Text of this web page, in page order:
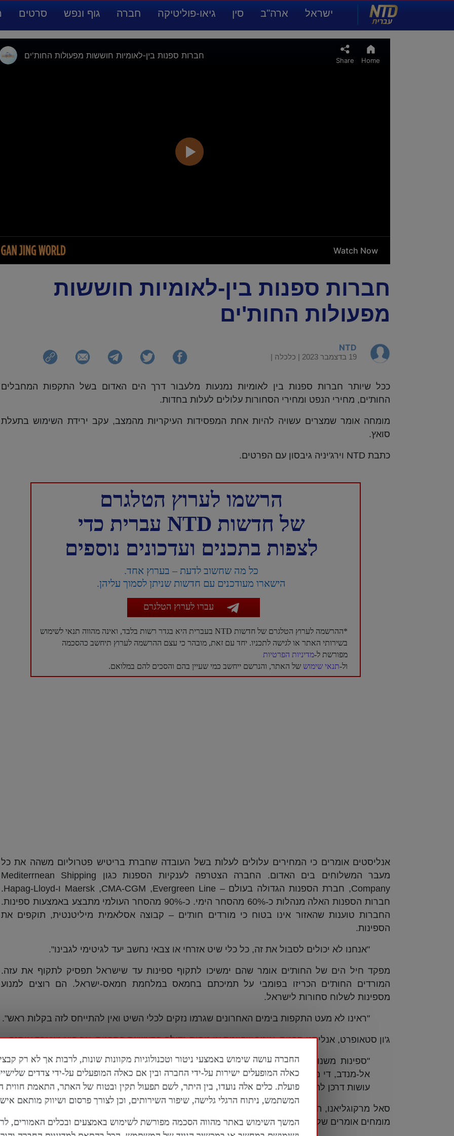
ישראל ארה"ב סין גיאו-פוליטיקה חברה גוף ונפש סרטים
NTD עברית
חברות ספנות בין-לאומיות חוששות
מפעולות החות'ים
NTD
19 בדצמבר 2023 | | כלכלה
ככל שיותר חברות ספנות בין לאומיות נמנעות מלעבור דרך הים האדום בשל התקפות המחבלים
החות'ים, מחירי הנפט ומחירי הסחורות עלולים לעלות בחדות.
מומחה אומר שמצרים עשויה להיות אחת המפסידות העיקריות מהמצב, עקב ירידת השימוש בתעלת
סואץ.
כתבת NTD וירג'יניה גיבסון עם הפרטים.
הרשמו לערוץ הטלגרם
של חדשות NTD עברית כדי
לצפות בתכנים ועדכונים נוספים
כל מה שחשוב לדעת – בערוץ אחד.
הישארו מעודכנים עם חדשות שניתן לסמוך עליהן.
עברו לערוץ הטלגרם
*ההרשמה לערוץ הטלגרם של חדשות NTD בעברית היא בגדר רשות בלבד, ואינה מהווה תנאי לשימוש
בשירותי האתר או לגישה לתכניו. יחד עם זאת, מובהר כי עצם ההרשמה לערוץ תיחשב כהסכמה
מפורשת ל-מדיניות הפרטיות
ול-תנאי שימוששל האתר, והנרשם ייחשב כמי שעיין בהם והסכים להם במלואם.
אנליסטים אומרים כי המחירים עלולים לעלות בשל העובדה שחברת בריטיש פטרוליום משהה את כל
מעבר המשלוחים בים האדום. החברה הצטרפה לענקיות הספנות כגון Mediterrnean Shipping
Company, חברת הספנות הגדולה בעולם – Maersk ,CMA-CGM ,Evergreen Line ו-Hapag-Lloyd.
חברות הספנות האלה מנהלות כ-60% מהסחר הימי. כ-90% מהסחר העולמי מתבצע באמצעות ספינות.
החברות טוענות שהאזור אינו בטוח כי מורדים חות'ים – קבוצה אסלאמית מיליטנטית, תוקפים את
הספינות.
"אנחנו לא יכולים לסבול את זה, כל כלי שיט אזרחי או צבאי נחשב יעד לגיטימי לגבינו".
מפקד חיל הים של החות'ים אומר שהם ימשיכו לתקוף ספינות עד שישראל תפסיק לתקוף את עזה.
המורדים החות'ים הכריזו בפומבי על תמיכתם בחמאס במלחמת חמאס-ישראל. הם רוצים למנוע
מספינות לשלוח סחורות לישראל.
"ראינו לא מעט התקפות בימים האחרונים שגרמו נזקים לכלי השיט ואין להתייחס לזה בקלות ראש".
ג'ון סטאופרט, אנליסט ספנות, אומר שקיימת אי נוחות גדולה בתעשיית הספנות, אך היא נשארת איתנה.
"ספינות משנות את נתיב השיט, אך רוב הספינות בעולם אינן צריכות לשנות את נתיבן. באב
אל-מנדב, די מלא כרגע. בדרך כלל רואים כ-17,000 ספינות עוברות דרך האזור הזה, מן הסתם, הן
עושות דרכן לתעלת סואץ וממנה".
סאל מרקוגליאנו, היסטוריון ימי, אומר שמצרים תפסיד מיליוני דולרים בכל יום, כל עוד זה יימשך, אבל
מומחים אומרים שלא ברור מה תהיה ההשפעה העולמית הכוללת.
כאלה המופעלים ישירות על-ידי החברה ובין אם כאלה המופעלים על-ידי צדדים
פועלת. כלים אלה נועדו, בין היתר, לשם תפעול תקין ובטוח של האתר, התאמת חווית
המשתמש, ניתוח הרגלי גלישה, שיפור השירותים, וכן לצורך פרסום ושיווק מותאם
המשך השימוש באתר מהווה הסכמה מפורשת לשימוש באמצעים ובכלים האמורים,